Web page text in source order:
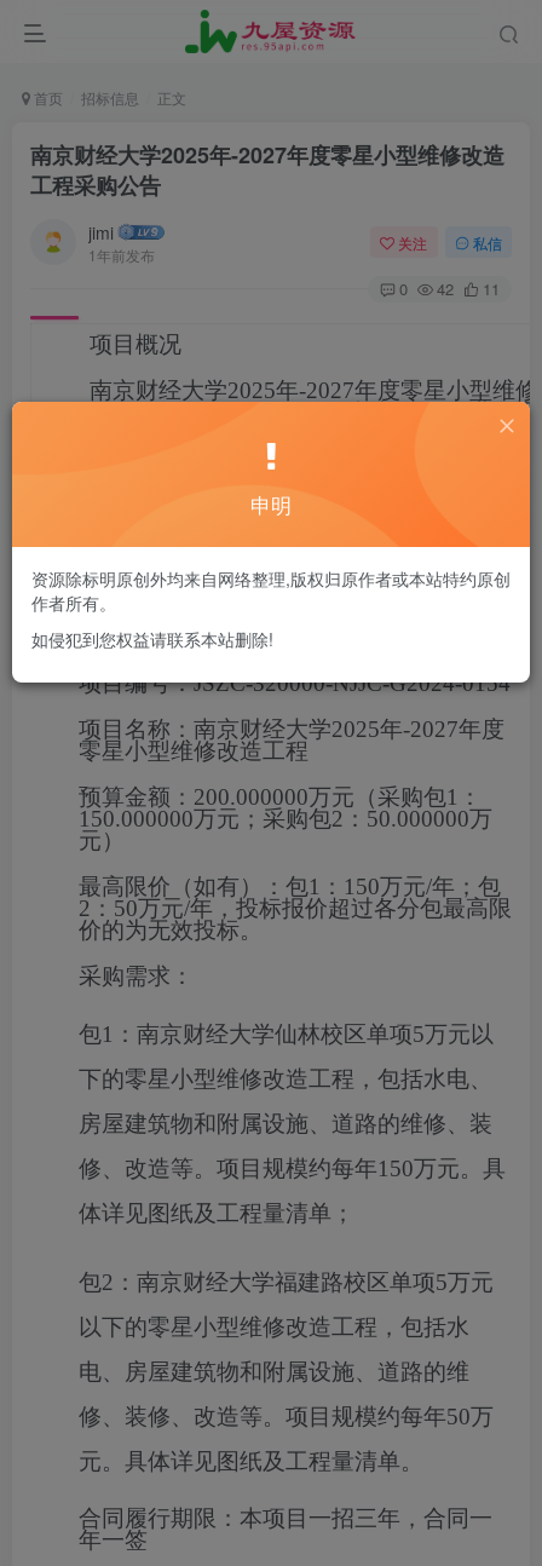
首页 招标信息 正文
南京财经大学2025年-2027年度零星小型维修改造
工程采购公告
jimi
1年前发布
关注 私信
0 42 11
项目概况
南京财经大学2025年-2027年度零星小型维
招标项目的潜在
程项目管理有限公司（南京市建邺区云龙山
写字楼1栋29楼）现场获取磋商文件或供应
http://119.45.145.115/NJJCBaoMing/
进行免费注册，注册时信息须真实有效。
2024-12-19 14:30（北京时间）前递交投标文
一、项目基本情况
项目编号：JSZC-320000-NJJC-G2024-0154
项目名称： 南京财经大学2025年-2027年度
零星小型维修改造工程
预算金额： 200.000000万元（采购包1：
150.000000万元；采购包2：50.000000万
元）
最高限价（如有）： 包1：150万元/年；包
2：50万元/年，投标报价超过各分包最高限
价的为无效投标。
采购需求：
包1：南京财经大学仙林校区单项5万元以
下的零星小型维修改造工程，包括水电、
房屋建筑物和附属设施、道路的维修、装
修、改造等。项目规模约每年150万元。具
体详见图纸及工程量清单；
包2：南京财经大学福建路校区单项5万元
以下的零星小型维修改造工程，包括水
电、房屋建筑物和附属设施、道路的维
修、装修、改造等。项目规模约每年50万
元。具体详见图纸及工程量清单。
合同履行期限： 本项目一招三年，合同一
年一签
申明
资源除标明原创外均来自网络整理,版权归原作者或本站特约原创
作者所有。
如侵犯到您权益请联系本站删除!